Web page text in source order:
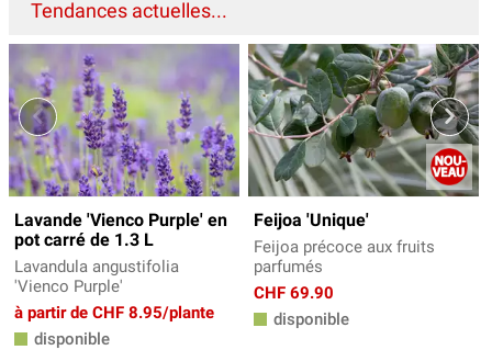
Tendances actuelles...
Lavande 'Vienco Purple' en
pot carré de 1.3 L
Lavandula angustifolia
'Vienco Purple'
à partir de CHF 8.95/plante
disponible
Feijoa 'Unique'
Feijoa précoce aux fruits
parfumés
CHF 69.90
disponible